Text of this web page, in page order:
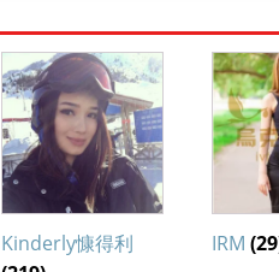
Kinderly慷得利
IRM